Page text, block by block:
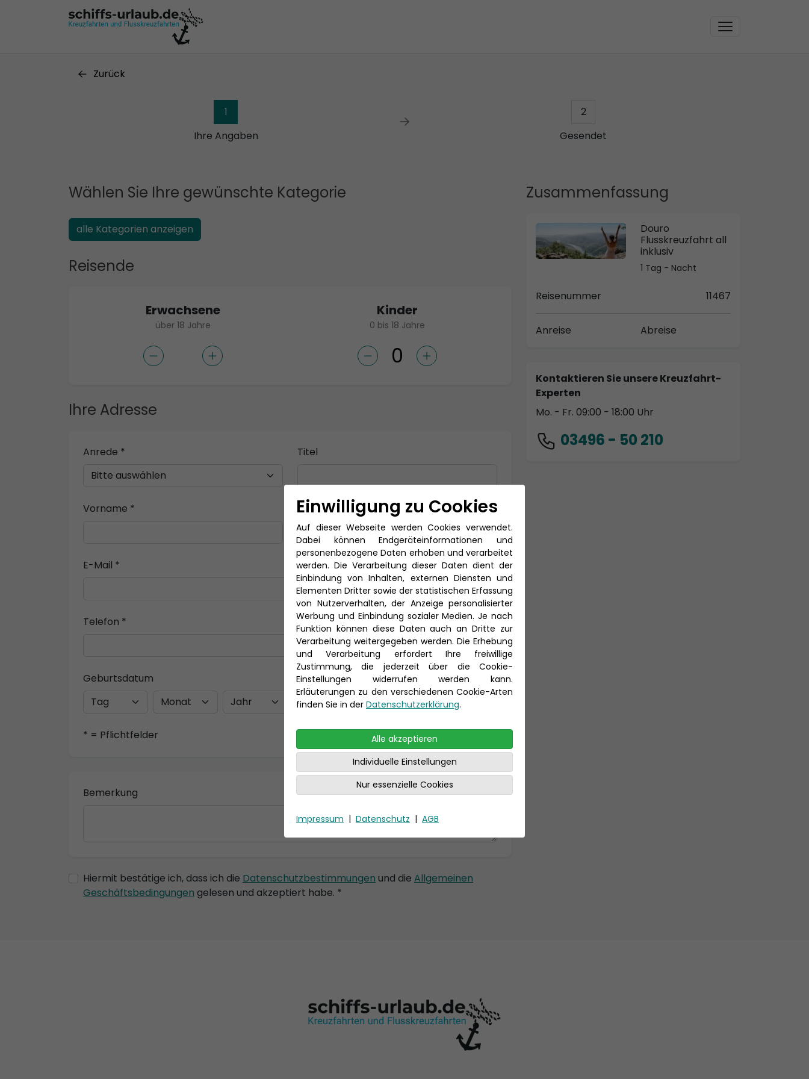
Zurück
1
Ihre Angaben
2
Gesendet
Zusammenfassung
Douro
Flusskreuzfahrt all
inklusiv
1 Tag - Nacht
Reisenummer 11467
Anreise Abreise
Kontaktieren Sie unsere Kreuzfahrt-
Experten
Mo. - Fr. 09:00 - 18:00 Uhr
03496 - 50 210
Wählen Sie Ihre gewünschte Kategorie
alle Kategorien anzeigen
Reisende
Erwachsene
über 18 Jahre
Kinder
0 bis 18 Jahre
Ihre Adresse
Anrede * Titel
Vorname * Nachname *
E-Mail *
Telefon *
Geburtsdatum
* = Pflichtfelder
Bemerkung
Hiermit bestätige ich, dass ich die Datenschutzbestimmungen und die Allgemeinen
Geschäftsbedingungen gelesen und akzeptiert habe. *
Einwilligung zu Cookies
Auf dieser Webseite werden Cookies verwendet.
Dabei können Endgeräteinformationen und
personenbezogene Daten erhoben und verarbeitet
werden. Die Verarbeitung dieser Daten dient der
Einbindung von Inhalten, externen Diensten und
Elementen Dritter sowie der statistischen Erfassung
von Nutzerverhalten, der Anzeige personalisierter
Werbung und Einbindung sozialer Medien. Je nach
Funktion können diese Daten auch an Dritte zur
Verarbeitung weitergegeben werden. Die Erhebung
und Verarbeitung erfordert Ihre freiwillige
Zustimmung, die jederzeit über die Cookie-
Einstellungen widerrufen werden kann.
Erläuterungen zu den verschiedenen Cookie-Arten
finden Sie in der Datenschutzerklärung.
Alle akzeptieren
Individuelle Einstellungen
Nur essenzielle Cookies
Impressum | Datenschutz | AGB